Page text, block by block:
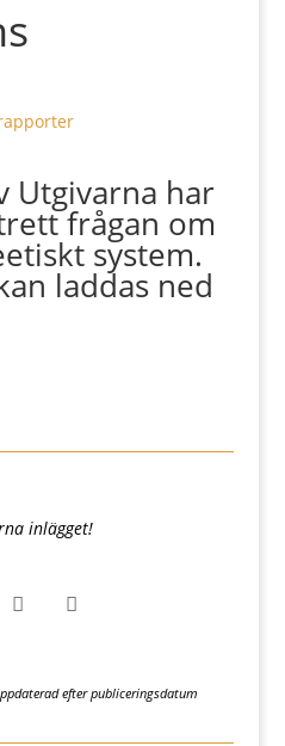
Utgivarna har
frågan om
system.
laddas ned
inlägget!
 
efter publiceringsdatum